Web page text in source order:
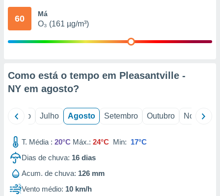
através
1199
60 Má
O₃ (161 µg/m³)
Como está o tempo em Pleasantville -
NY em agosto?
Junho Julho Agosto Setembro Outubro Novembro
T. Média : 20°C Máx.: 24°C Min: 17°C
Dias de chuva: 16 dias
Acum. de chuva: 126 mm
Vento médio: 10 km/h